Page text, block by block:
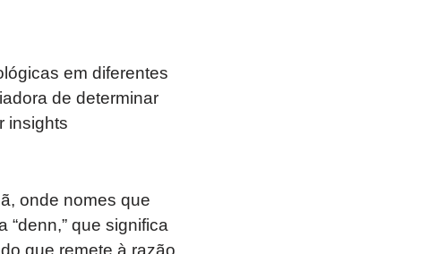
em diferentes
de determinar
insights
onde nomes que
“denn,” que significa
que remete à razão